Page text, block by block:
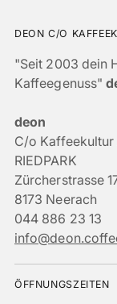
DEON C/O
"Seit 2003 dein
Kaffeegenuss"
deon
C/o Kaffeekultur
RIEDPARK
Zürcherstrasse
8173 Neerach
044 886 23 13
ÖFFNUNGSZEITEN